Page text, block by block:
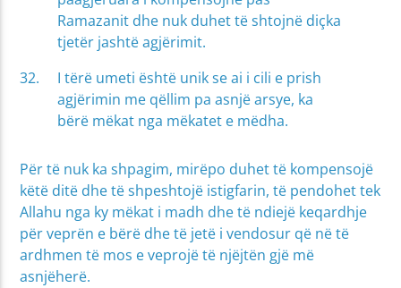
Ramazanit dhe nuk duhet të shtojnë diçka
tjetër jashtë agjërimit.
I tërë umeti është unik se ai i cili e prish
agjërimin me qëllim pa asnjë arsye, ka
bërë mëkat nga mëkatet e mëdha.
Për të nuk ka shpagim, mirëpo duhet të kompensojë
këtë ditë dhe të shpeshtojë istigfarin, të pendohet tek
Allahu nga ky mëkat i madh dhe të ndiejë keqardhje
për veprën e bërë dhe të jetë i vendosur që në të
ardhmen të mos e veprojë të njëjtën gjë më
asnjëherë.